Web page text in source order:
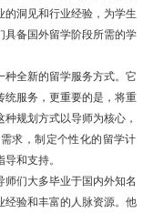
关
的洞见和行业经验，为学生
具备国外留学阶段所需的学
种全新的留学服务方式。它
统服务，更重要的是，将重
规划方式以导师为核心，
求，制定个性化的留学计
和支持。
们大多毕业于国内外知名
经验和丰富的人脉资源。他